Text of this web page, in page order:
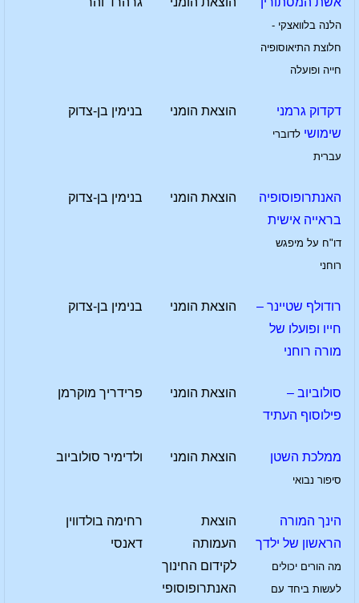
הלנה בלוואצקי -
חלוצת התיאוסופיה
חייה ופועלה
דקדוק גרמני
שימושי לדוברי
עברית
הוצאת הומני בנימין בן-צדוק
האנתרופוסופיה
בראייה אישית
דו"ח על מיפגש
רוחני
הוצאת הומני בנימין בן-צדוק
רודולף שטיינר –
חייו ופועלו של
מורה רוחני
הוצאת הומני בנימין בן-צדוק
סולוביוב –
פילוסוף העתיד
הוצאת הומני פרידריך מוקרמן
ממלכת השטן
סיפור נבואי
הוצאת הומני ולדימיר סולוביוב
הינך המורה
הראשון של ילדך
מה הורים יכולים
לעשות ביחד עם
הוצאת
העמותה
לקידום החינוך
האנתרופוסופי
רחימה בולדווין
דאנסי